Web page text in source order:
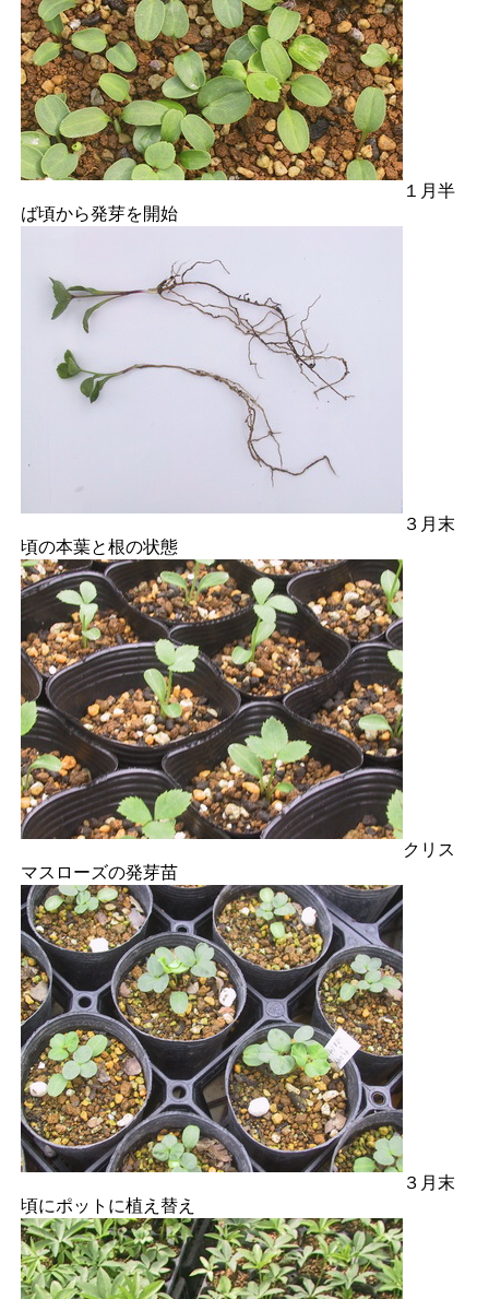
１月半
ば頃から発芽を開始
３月末
頃の本葉と根の状態
クリス
マスローズの発芽苗
３月末
頃にポットに植え替え